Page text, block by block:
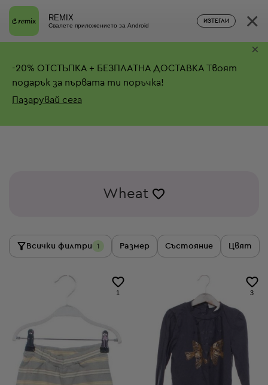
REMIX
Свалете приложението за Android
ИЗТЕГЛИ ×
-20% ОТСТЪПКА + БЕЗПЛАТНА ДОСТАВКА Твоят
подарък за първата ти поръчка!
Пазарувай сега
×
Wheat
Всички филтри 1 Размер Състояние Цвят
1 3